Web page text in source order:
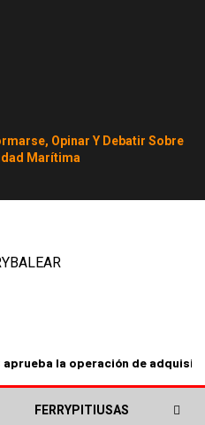
Opinar Y Debatir Sobre
Marítima
aprueba la operación de
FERRYPITIUSAS